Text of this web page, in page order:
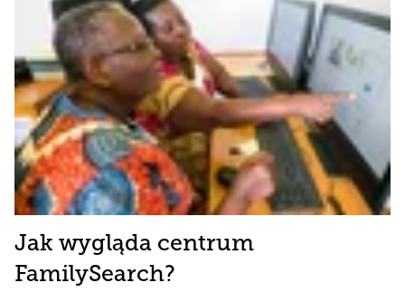
Jak wygląda centrum
FamilySearch?